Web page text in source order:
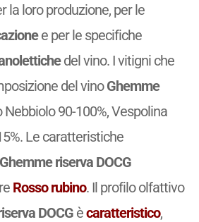
la loro produzione, per le
e per le specifiche
del vino. I vitigni che
del vinoGhemme
90-100%, Vespolina
Le caratteristiche
riserva DOCG
Rosso rubino. Il profilo olfattivo
DOCGècaratteristico,